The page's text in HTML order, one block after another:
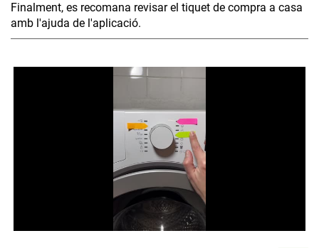
Finalment, es recomana revisar el tiquet de compra a casa
amb l'ajuda de l'aplicació.